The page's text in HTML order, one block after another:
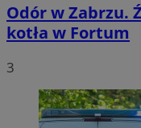
Odór w Zabrzu.
kotła w Fortum
3